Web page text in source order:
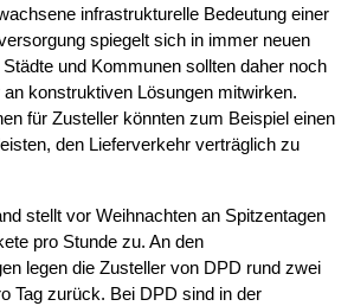
infrastrukturelle Bedeutung einer
spiegelt sich in immer neuen
und Kommunen sollten daher noch
konstruktiven Lösungen mitwirken.
für Zusteller könnten zum Beispiel einen
den Lieferverkehr verträglich zu
stellt vor Weihnachten an Spitzentagen
pro Stunde zu. An den
legen die Zusteller von DPD rund zwei
Tag zurück. Bei DPD sind in der